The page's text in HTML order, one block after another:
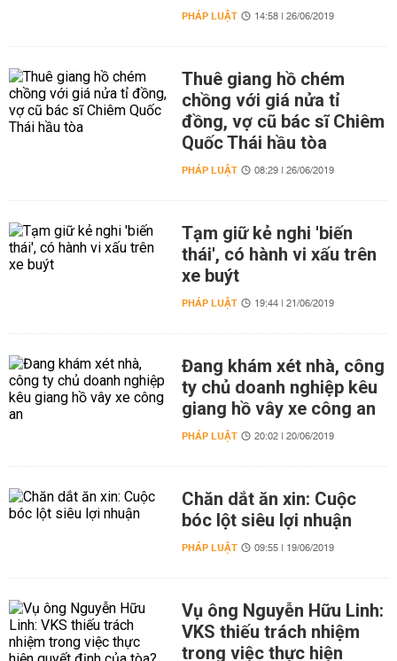
PHÁP LUẬT 14:58 | 26/06/2019
Thuê giang hồ chém
chồng với giá nửa tỉ
đồng, vợ cũ bác sĩ Chiêm
Quốc Thái hầu tòa
PHÁP LUẬT 08:29 | 26/06/2019
Tạm giữ kẻ nghi 'biến
thái', có hành vi xấu trên
xe buýt
PHÁP LUẬT 19:44 | 21/06/2019
Đang khám xét nhà, công
ty chủ doanh nghiệp kêu
giang hồ vây xe công an
PHÁP LUẬT 20:02 | 20/06/2019
Chăn dắt ăn xin: Cuộc
bóc lột siêu lợi nhuận
PHÁP LUẬT 09:55 | 19/06/2019
Vụ ông Nguyễn Hữu Linh:
VKS thiếu trách nhiệm
trong việc thực hiện